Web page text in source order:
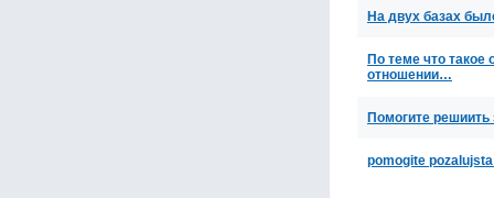
На двух базах
По теме что такое
отношении…
Помогите решиить
pomogite